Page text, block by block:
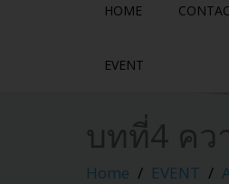
HOME
EVENT
บทที่4 คว
Home EVENT